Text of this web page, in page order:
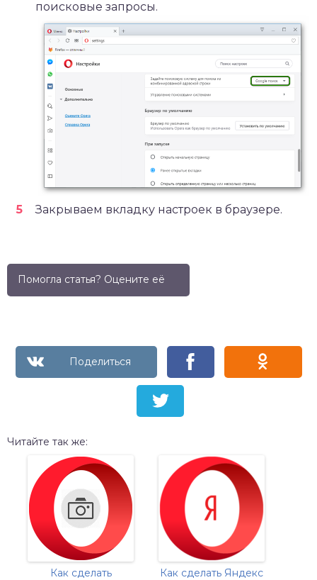
поисковые запросы.
Закрываем вкладку настроек в браузере.
Помогла статья? Оцените её
Читайте так же:
Как сделать
Как сделать Яндекс